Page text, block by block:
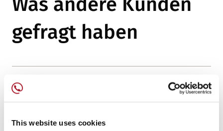
This website uses cookies
gefragt haben
Wo werden die Telefondaten
gespeichert?